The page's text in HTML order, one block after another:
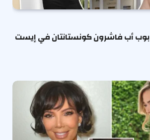
بوب أب فاشرون كونستانتان في إيست